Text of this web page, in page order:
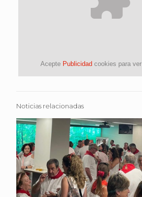
Acepte Publicidad cookies para
Noticias relacionadas